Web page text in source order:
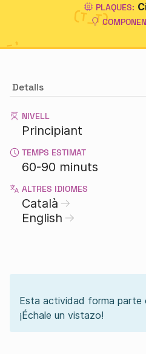
PLAQUES:
Detalls
NIVELL
Principiant
TEMPS ESTIMAT
60-90 minuts
ALTRES IDIOMES
Català
English
Esta actividad forma parte
¡Échale un vistazo!